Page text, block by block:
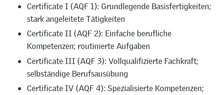
Certificate I (AQF 1): Grundlegende Basisfertigkeiten;
stark angeleitete Tätigkeiten
Certificate II (AQF 2): Einfache berufliche
Kompetenzen; routinierte Aufgaben
Certificate III (AQF 3): Vollqualifizierte Fachkraft;
selbständige Berufsausübung
Certificate IV (AQF 4): Spezialisierte Kompetenzen;